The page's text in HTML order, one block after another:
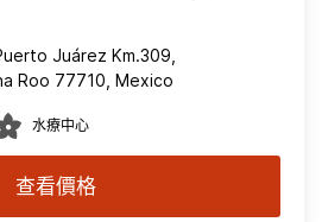
Juárez Km.309,
Roo 77710, Mexico
水療中心
查看價格